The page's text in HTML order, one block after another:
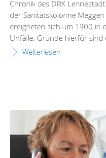
Chronik des DRK
der Sanitätskolonne
ereigneten sich um 1900 in
Unfälle. Gründe hierfür sind
Weiterlesen